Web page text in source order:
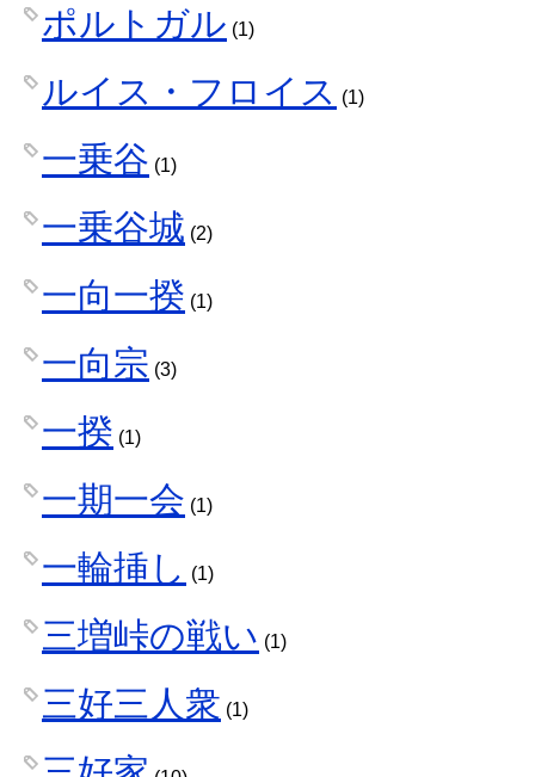
ポルトガル (1)
ルイス・フロイス (1)
一乗谷 (1)
一乗谷城 (2)
一向一揆 (1)
一向宗 (3)
一揆 (1)
一期一会 (1)
一輪挿し (1)
三増峠の戦い (1)
三好三人衆 (1)